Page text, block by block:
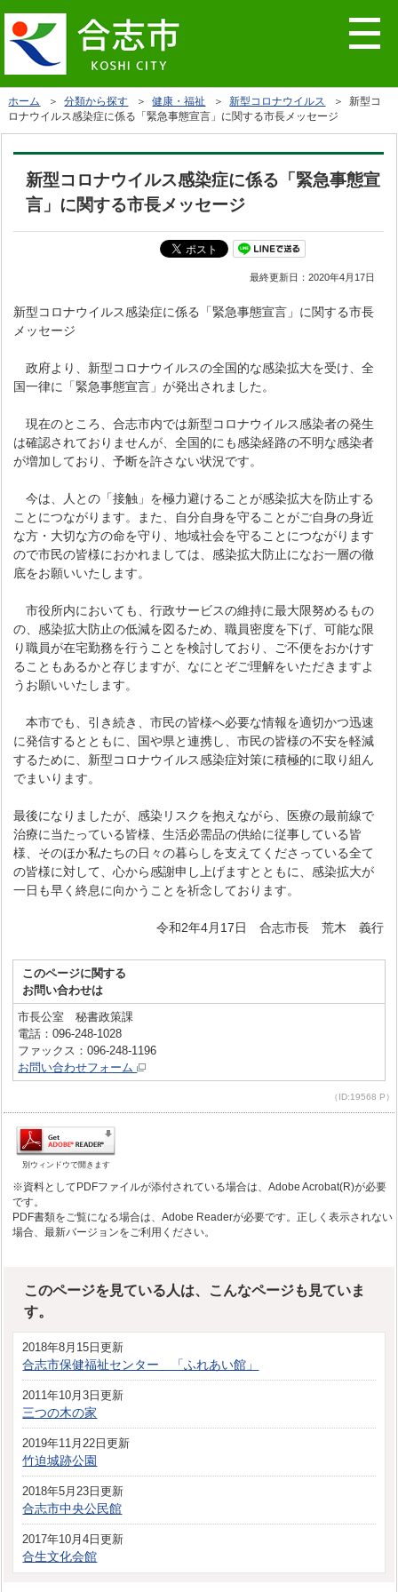
ホーム ＞分類から探す ＞健康・福祉 ＞新型コロナウイルス
＞ 新型コ
ロナウイルス感染症に係る「緊急事態宣言」に関する市長メッセージ
新型コロナウイルス感染症に係る「緊急事態宣
言」に関する市長メッセージ
最終更新日：2020年4月17日
新型コロナウイルス感染症に係る「緊急事態宣言」に関する市長
メッセージ
政府より、新型コロナウイルスの全国的な感染拡大を受け、全
国一律に「緊急事態宣言」が発出されました。
現在のところ、合志市内では新型コロナウイルス感染者の発生
は確認されておりませんが、全国的にも感染経路の不明な感染者
が増加しており、予断を許さない状況です。
今は、人との「接触」を極力避けることが感染拡大を防止する
ことにつながります。また、自分自身を守ることがご自身の身近
な方・大切な方の命を守り、地域社会を守ることにつながります
ので市民の皆様におかれましては、感染拡大防止になお一層の徹
底をお願いいたします。
市役所内においても、行政サービスの維持に最大限努めるもの
の、感染拡大防止の低減を図るため、職員密度を下げ、可能な限
り職員が在宅勤務を行うことを検討しており、ご不便をおかけす
ることもあるかと存じますが、なにとぞご理解をいただきますよ
うお願いいたします。
本市でも、引き続き、市民の皆様へ必要な情報を適切かつ迅速
に発信するとともに、国や県と連携し、市民の皆様の不安を軽減
するために、新型コロナウイルス感染症対策に積極的に取り組ん
でまいります。
最後になりましたが、感染リスクを抱えながら、医療の最前線で
治療に当たっている皆様、生活必需品の供給に従事している皆
様、そのほか私たちの日々の暮らしを支えてくださっている全て
の皆様に対して、心から感謝申し上げますとともに、感染拡大が
一日も早く終息に向かうことを祈念しております。
令和2年4月17日 合志市長 荒木 義行
このページに関する
お問い合わせは
市長公室 秘書政策課
電話：096-248-1028
ファックス：096-248-1196
お問い合わせフォーム
（ID:19568 P）
別ウィンドウで開きます
※資料としてPDFファイルが添付されている場合は、Adobe Acrobat(R)が必要
です。
PDF書類をご覧になる場合は、Adobe Readerが必要です。正しく表示されない
場合、最新バージョンをご利用ください。
このページを見ている人は、こんなページも見ていま
す。
2018年8月15日更新
合志市保健福祉センター 「ふれあい館」
2011年10月3日更新
三つの木の家
2019年11月22日更新
竹迫城跡公園
2018年5月23日更新
合志市中央公民館
2017年10月4日更新
合生文化会館